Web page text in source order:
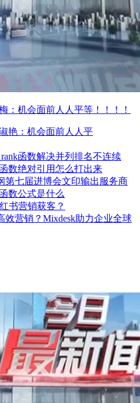
：机会面前人人平等！！！！
艳：机会面前人人平
函数解决并列排名不连续
数绝对引用怎么打出来
第七届进博会文印输出服务商
数公式是什么
书营销获客？
效营销？Mixdesk助力企业全球